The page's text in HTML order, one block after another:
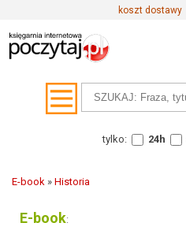
koszt dostawy
tylko: 24h
E-book » Historia
E-book: